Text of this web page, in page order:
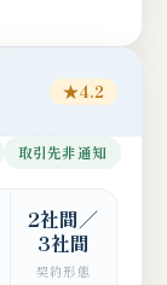
★4.2
取引先非通知
2社間／
3社間
契約形態